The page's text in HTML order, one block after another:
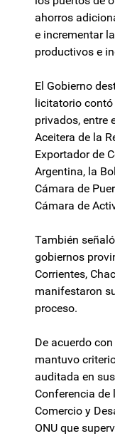
ahorros
e incrementar
productivos e
El Gobierno
licitatorio
privados, entre
Aceitera de la
Exportador de
Argentina, la
Cámara de
Cámara de
También
gobiernos
Corrientes,
manifestaron
proceso.
De acuerdo
mantuvo
auditada en
Conferencia de
Comercio y
ONU que